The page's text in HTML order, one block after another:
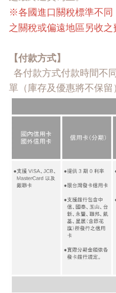
※各國進口關稅標準不同
之關稅或偏遠地區另收之
【付款方式】
各付款方式付款時間不
單（庫存及優惠將不保留